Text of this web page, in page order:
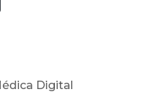
Digital